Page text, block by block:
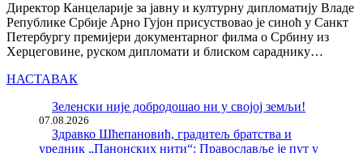
Директор Канцеларије за јавну и културну дипломатију Владе
Републике Србије Арно Гујон присуствовао је синоћ у Санкт
Петербургу премијери документарног филма о Србину из
Херцеговине, руском дипломати и блиском сараднику…
НАСТАВАК
Зеленски није добродошао ни у својој земљи!
07.08.2026
Здравко Шћепановић, градитељ братства и
уредник „Панонских нити“: Православље је пут у